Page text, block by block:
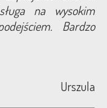
na wysokim
Bardzo
Urszula